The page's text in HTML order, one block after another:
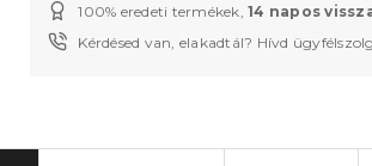
100% eredeti termékek,14 napos
Kérdésed van, elakadtál? Hívd